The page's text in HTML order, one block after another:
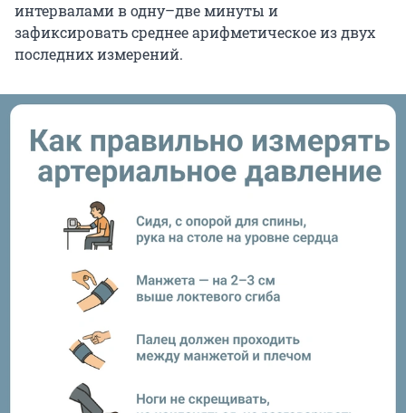
интервалами в одну–две минуты и
зафиксировать среднее арифметическое из двух
последних измерений.